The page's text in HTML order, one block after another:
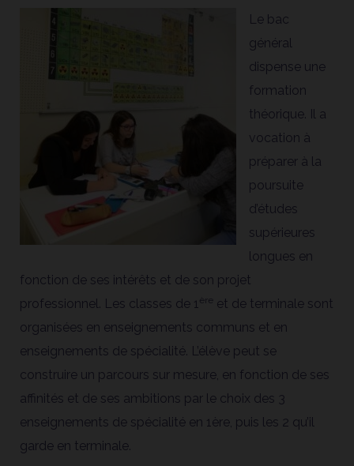
Le bac
général
dispense une
formation
théorique. Il a
vocation à
préparer à la
poursuite
d’études
supérieures
longues en
fonction de ses intérêts et de son projet
professionnel. Les classes de 1ère
et de terminale sont
organisées en enseignements communs et en
enseignements de spécialité. L’élève peut se
construire un parcours sur mesure, en fonction de ses
affinités et de ses ambitions par le choix des 3
enseignements de spécialité en 1ère, puis les 2 qu’il
garde en terminale.